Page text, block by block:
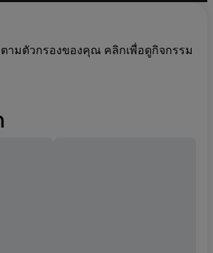
ามตัวกรองของคุณ คลิกเพื่อดูกิจกรรม